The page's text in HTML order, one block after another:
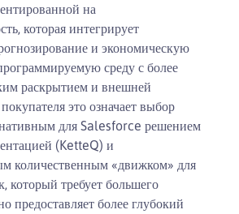
на
которая интегрирует
и экономическую
среду с более
раскрытием и внешней
это означает выбор
для Salesforce решением
(KetteQ) и
количественным «движком» для
который требует большего
предоставляет более глубокий